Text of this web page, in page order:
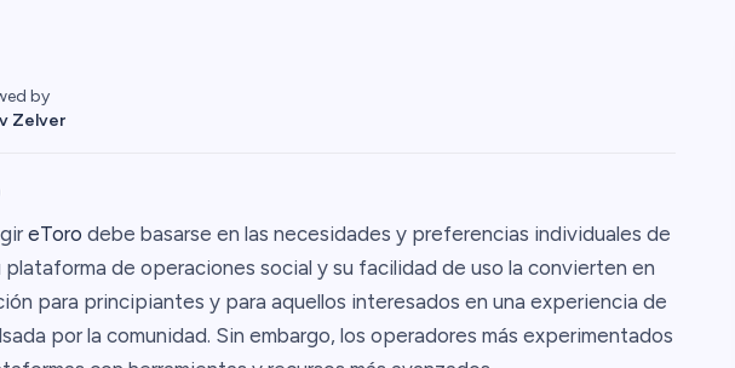
by
Zelver
eToro debe basarse en las necesidades y preferencias individuales de
plataforma de operaciones social y su facilidad de uso la convierten en
para principiantes y para aquellos interesados en una experiencia de
por la comunidad. Sin embargo, los operadores más experimentados